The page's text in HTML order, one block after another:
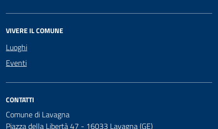
VIVERE IL COMUNE
Luoghi
Eventi
CONTATTI
Comune di Lavagna
Piazza della Libertà 47 - 16033 Lavagna (GE)